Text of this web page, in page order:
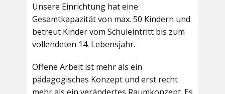
Unsere Einrichtung hat eine
Gesamtkapazität von max. 50 Kindern und
betreut Kinder vom Schuleintritt bis zum
vollendeten 14. Lebensjahr.
Offene Arbeit ist mehr als ein
pädagogisches Konzept und erst recht